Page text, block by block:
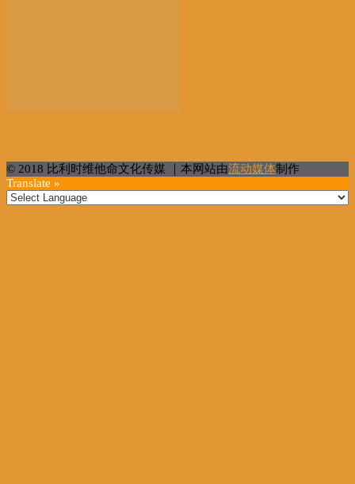
© 2018 比利时维他命文化传媒 ｜本网站由流动媒体制作
Translate »